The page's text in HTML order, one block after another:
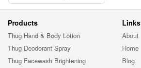
Products
Thug Hand & Body Lotion
Thug Deodorant Spray
Thug Facewash Brightening
Links
About
Home
Blog